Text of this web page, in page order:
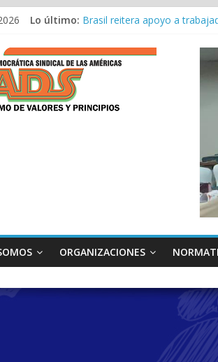
Lo último: Brasil reitera apoyo a
Encuentro Bilateral con
Discurso de ADS en la114a
ADS consolida su agenda
ORGANIZACIONES